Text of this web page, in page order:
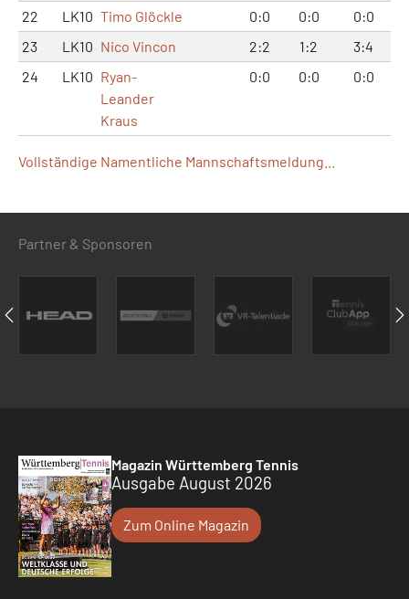
22 LK10 Timo Glöckle 0:0 0:0
0:0
23
LK10 Nico Vincon 2:2 1:2
3:4
24
LK10 Ryan-
Leander
Kraus
0:0 0:0 0:0
Vollständige Namentliche Mannschaftsmeldung...
Partner & Sponsoren
Magazin Württemberg Tennis
Ausgabe August 2026
Zum Online Magazin